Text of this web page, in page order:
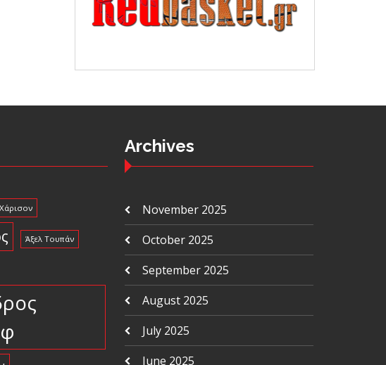
Άξελ Τουπάν
Archives
November 2025
October 2025
September 2025
August 2025
July 2025
June 2025